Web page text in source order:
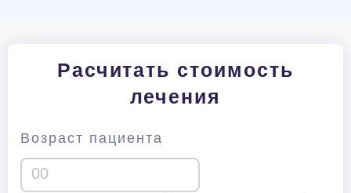
Расчитать стоимость
лечения
Возраст пациента